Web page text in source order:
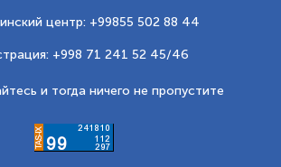
центр: +99855 502 88 44
+998 71 241 52 45/46
и тогда ничего не пропустите